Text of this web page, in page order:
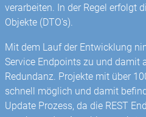
verarbeiten. In der Regel erfolgt
Objekte (DTO's).
Mit dem Lauf der Entwicklung
Service Endpoints zu und damit
Redundanz. Projekte mit über
schnell möglich und damit
Update Prozess, da die REST